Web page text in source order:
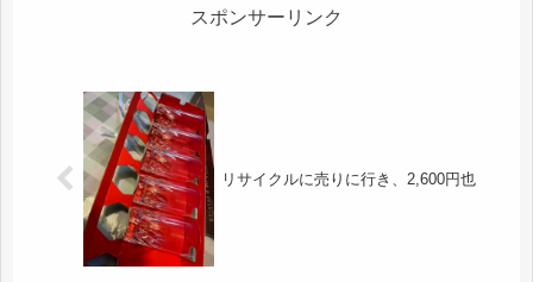
準...
スポンサーリンク
リサイクルに売りに行き、2,600円也